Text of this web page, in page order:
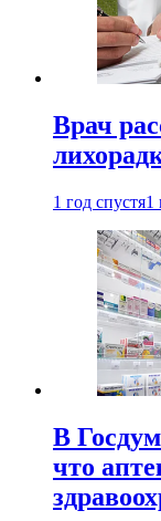
Врач
1 год спустя1
В
что